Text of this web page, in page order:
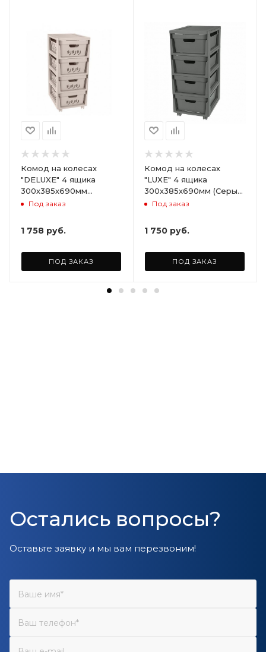
Комод на колесах
"DELUXE" 4 ящика
300х385х690мм
(Светло-бежевый)
Под заказ
1 758 руб.
ПОД ЗАКАЗ
Комод на колесах
"LUXE" 4 ящика
300х385х690мм (Серый)
ARD258086
Под заказ
1 750 руб.
ПОД ЗАКАЗ
Остались вопросы?
Оставьте заявку и мы вам перезвоним!